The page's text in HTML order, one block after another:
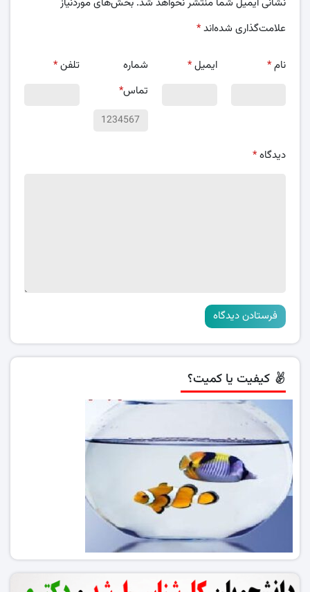
علامت‌گذاری شده‌اند*
نام* ایمیل*
شماره
تماس*
تلفن*
دیدگاه*
کیفیت یا کمیت؟